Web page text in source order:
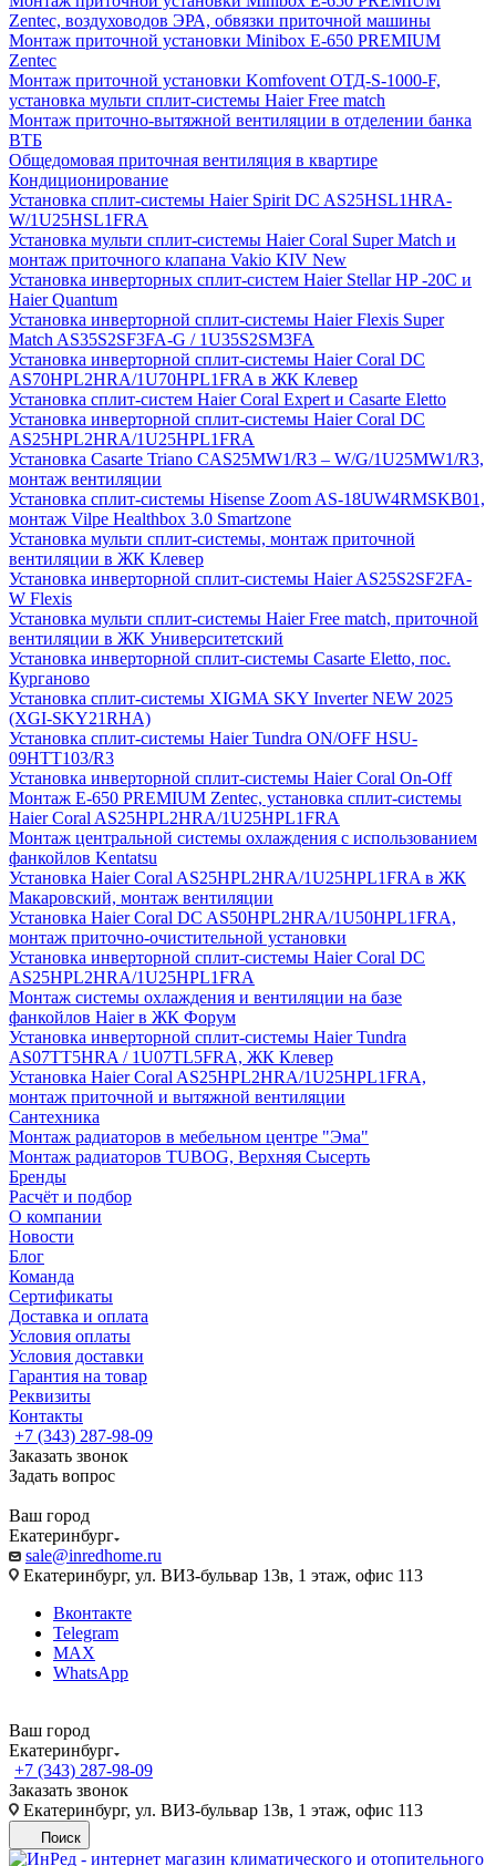
Zentec, воздуховодов ЭРА, обвязки приточной машины
Монтаж приточной установки Minibox E-650 PREMIUM
Zentec
Монтаж приточной установки Komfovent ОТД-S-1000-F,
установка мульти сплит-системы Haier Free match
Монтаж приточно-вытяжной вентиляции в отделении банка
ВТБ
Общедомовая приточная вентиляция в квартире
Кондиционирование
Установка сплит-системы Haier Spirit DC AS25HSL1HRA-
W/1U25HSL1FRA
Установка мульти сплит-системы Haier Coral Super Match и
монтаж приточного клапана Vakio KIV New
Установка инверторных сплит-систем Haier Stellar HP -20С и
Haier Quantum
Установка инверторной сплит-системы Haier Flexis Super
Match AS35S2SF3FA-G / 1U35S2SM3FA
Установка инверторной сплит-системы Haier Coral DC
AS70HPL2HRA/1U70HPL1FRA в ЖК Клевер
Установка сплит-систем Haier Coral Expert и Casarte Eletto
Установка инверторной сплит-системы Haier Coral DC
AS25HPL2HRA/1U25HPL1FRA
Установка Casarte Triano CAS25MW1/R3 – W/G/1U25MW1/R3,
монтаж вентиляции
Установка сплит-системы Hisense Zoom AS-18UW4RMSKB01,
монтаж Vilpe Healthbox 3.0 Smartzone
Установка мульти сплит-системы, монтаж приточной
вентиляции в ЖК Клевер
Установка инверторной сплит-системы Haier AS25S2SF2FA-
W Flexis
Установка мульти сплит-системы Haier Free match, приточной
вентиляции в ЖК Университетский
Установка инверторной сплит-системы Casarte Eletto, пос.
Курганово
Установка сплит-системы XIGMA SKY Inverter NEW 2025
(XGI-SKY21RHA)
Установка сплит-системы Haier Tundra ON/OFF HSU-
09HTT103/R3
Установка инверторной сплит-системы Haier Coral On-Off
Монтаж E-650 PREMIUM Zentec, установка сплит-системы
Haier Coral AS25HPL2HRA/1U25HPL1FRA
Монтаж центральной системы охлаждения с использованием
фанкойлов Kentatsu
Установка Haier Coral AS25HPL2HRA/1U25HPL1FRA в ЖК
Макаровский, монтаж вентиляции
Установка Haier Coral DC AS50HPL2HRA/1U50HPL1FRA,
монтаж приточно-очистительной установки
Установка инверторной сплит-системы Haier Coral DC
AS25HPL2HRA/1U25HPL1FRA
Монтаж системы охлаждения и вентиляции на базе
фанкойлов Haier в ЖК Форум
Установка инверторной сплит-системы Haier Tundra
AS07TT5HRA / 1U07TL5FRA, ЖК Клевер
Установка Haier Coral AS25HPL2HRA/1U25HPL1FRA,
монтаж приточной и вытяжной вентиляции
Сантехника
Монтаж радиаторов в мебельном центре "Эма"
Монтаж радиаторов TUBOG, Верхняя Сысерть
Бренды
Расчёт и подбор
О компании
Новости
Блог
Команда
Сертификаты
Доставка и оплата
Условия оплаты
Условия доставки
Гарантия на товар
Реквизиты
Контакты
+7 (343) 287-98-09
Заказать звонок
Задать вопрос
Ваш город
Екатеринбург
sale@inredhome.ru
Екатеринбург, ул. ВИЗ-бульвар 13в, 1 этаж, офис 113
Вконтакте
Telegram
MAX
WhatsApp
Ваш город
Екатеринбург
+7 (343) 287-98-09
Заказать звонок
Екатеринбург, ул. ВИЗ-бульвар 13в, 1 этаж, офис 113
Поиск